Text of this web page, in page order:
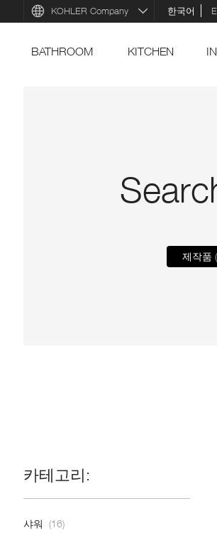
KOHLER Company 한국어
BATHROOM KITCHEN
제작품
카테고리
샤워 (16)